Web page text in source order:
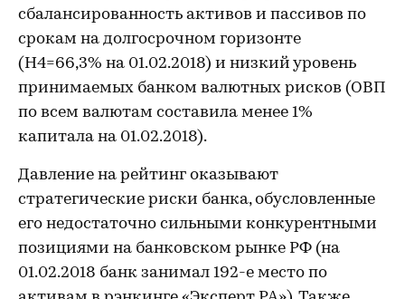
сбалансированность активов и пассивов по
срокам на долгосрочном горизонте
(Н4=66,3% на 01.02.2018) и низкий уровень
принимаемых банком валютных рисков (ОВП
по всем валютам составила менее 1%
капитала на 01.02.2018).
Давление на рейтинг оказывают
стратегические риски банка, обусловленные
его недостаточно сильными конкурентными
позициями на банковском рынке РФ (на
01.02.2018 банк занимал 192-е место по